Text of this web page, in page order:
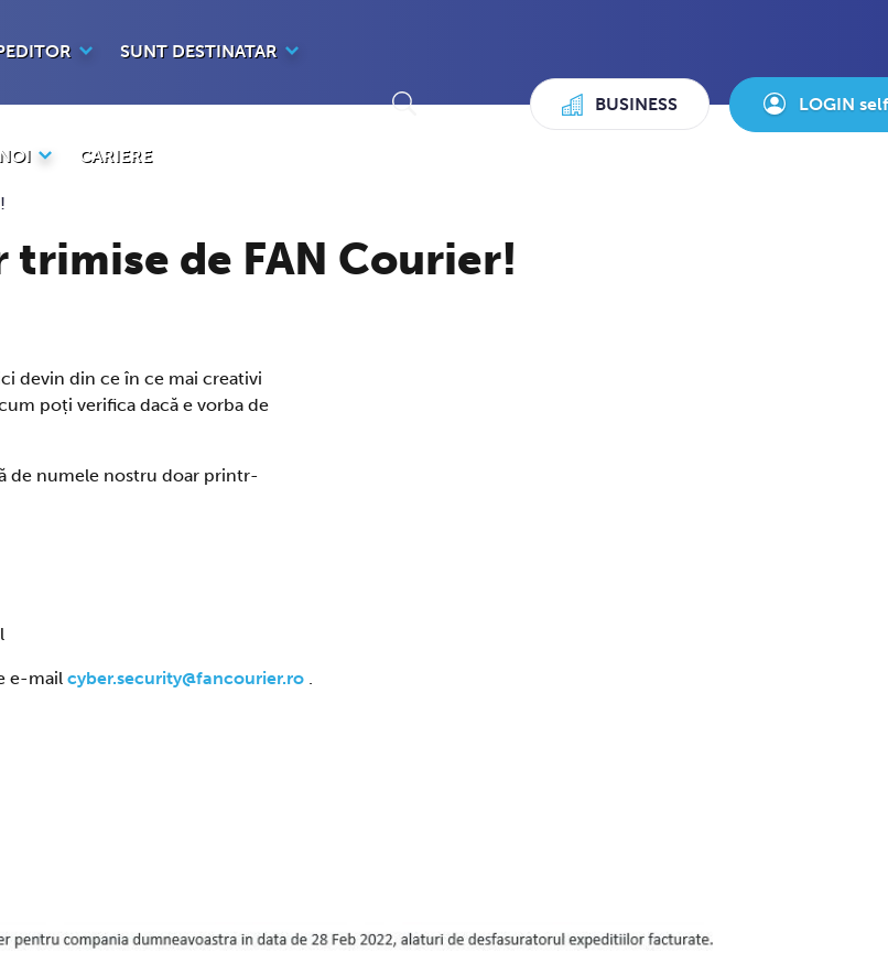
SUNT DESTINATAR
CARIERE
BUSINESS LOGIN
de FAN Courier!
devin din ce în ce mai creativi
poți verifica dacă e vorba de
de numele nostru doar printr-
e-mail cyber.security@fancourier.ro